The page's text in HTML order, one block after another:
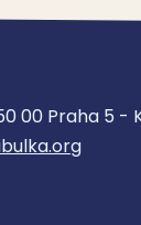
00 Praha 5 -